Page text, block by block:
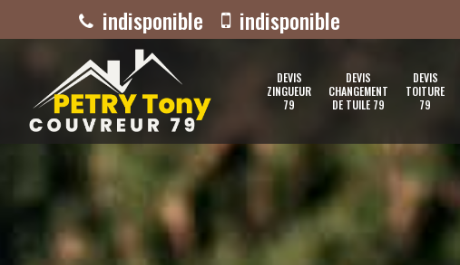
indisponible indisponible
DEVIS
ZINGUEUR
79
DEVIS
CHANGEMENT
DE TUILE 79
DEVIS
TOITURE
79